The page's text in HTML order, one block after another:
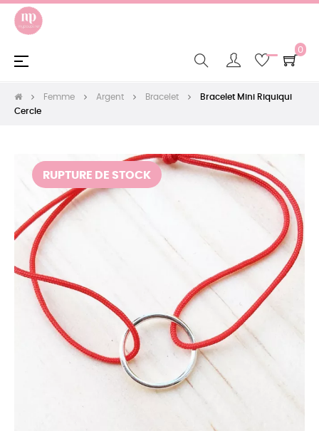
0
Basculer
☰
Femme Argent Bracelet
Bracelet Mini Riquiqui
Cercle
RUPTURE DE STOCK